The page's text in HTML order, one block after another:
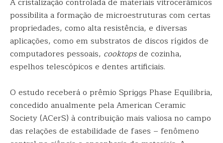
possibilita a formação de microestruturas com certas
propriedades, como alta resistência, e diversas
aplicações, como em substratos de discos rígidos de
computadores pessoais, cooktopsde cozinha,
espelhos telescópicos e dentes artificiais.
O estudo receberá o prêmio Spriggs Phase Equilibria,
concedido anualmente pela American Ceramic
Society (ACerS) à contribuição mais valiosa no campo
das relações de estabilidade de fases – fenômeno